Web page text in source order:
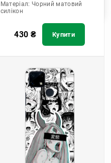
Матеріал: Чорний матовий
силікон
430 ₴ Купити